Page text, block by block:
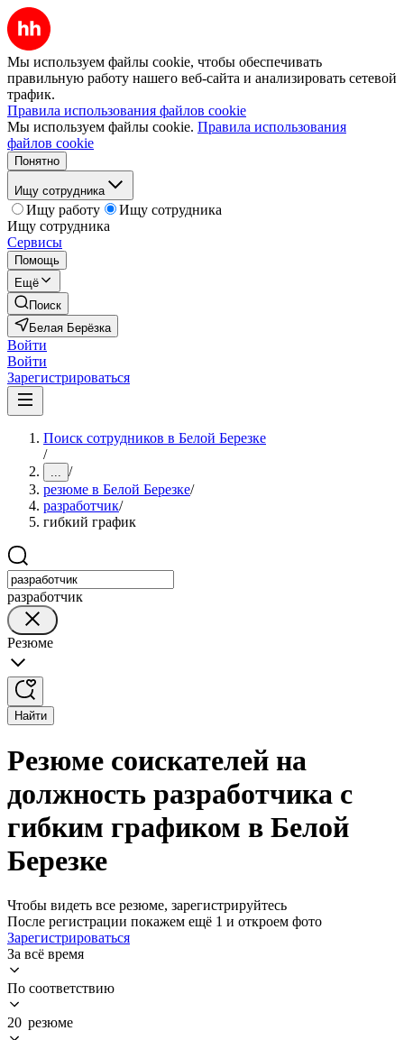
Мы используем файлы cookie, чтобы обеспечивать
правильную работу нашего веб-сайта и анализировать сетевой
трафик.
Правила использования файлов cookie
Мы используем файлы cookie. Правила использования
файлов cookie
Понятно
Ищу сотрудника
Ищу работу
Ищу сотрудника
Ищу сотрудника
Сервисы
Помощь
Ещё
Поиск
Белая Берёзка
Войти
Войти
Зарегистрироваться
Поиск сотрудников в Белой Березке
/
... /
резюме в Белой Березке/
разработчик/
гибкий график
разработчик
Резюме
Найти
Резюме соискателей на
должность разработчика с
гибким графиком в Белой
Березке
Чтобы видеть все резюме, зарегистрируйтесь
После регистрации покажем ещё 1 и откроем фото
Зарегистрироваться
За всё время
По соответствию
20 резюме